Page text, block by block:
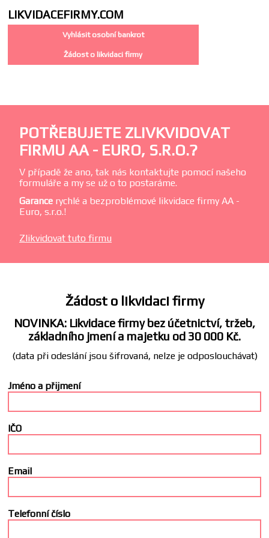
LIKVIDACEFIRMY.COM
Vyhlásit osobní bankrot
Žádost o likvidaci firmy
POTŘEBUJETE ZLIVKVIDOVAT
FIRMU AA - EURO, S.R.O.?
V případě že ano, tak nás kontaktujte pomocí našeho
formuláře a my se už o to postaráme.
Garance rychlé a bezproblémové likvidace firmy AA -
Euro, s.r.o.!
Zlikvidovat tuto firmu
Žádost o likvidaci firmy
NOVINKA: Likvidace firmy bez účetnictví, tržeb,
základního jmení a majetku od 30 000 Kč.
(data při odeslání jsou šifrovaná, nelze je odposlouchávat)
Jméno a přijmení
IČO
Email
Telefonní číslo